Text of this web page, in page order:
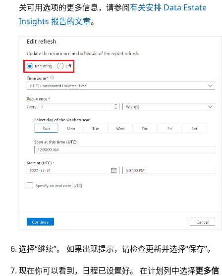
关可用选项的更多信息，请参阅有关安排 Data Estate
Insights 报告的文章。
选择“继续”。 如果出现提示，请检查更新并选择“保存”。
现在你可以看到，日程已设置好。 在计划列中选择更多信